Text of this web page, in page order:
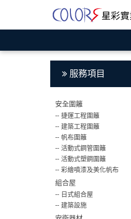
服務項目
安全圍籬
-- 捷運工程圍籬
-- 建築工程圍籬
-- 帆布圍籬
-- 活動式鋼管圍籬
-- 活動式塑鋼圍籬
-- 彩繪噴漆及美化帆布
組合屋
-- 日式組合屋
-- 建築設施